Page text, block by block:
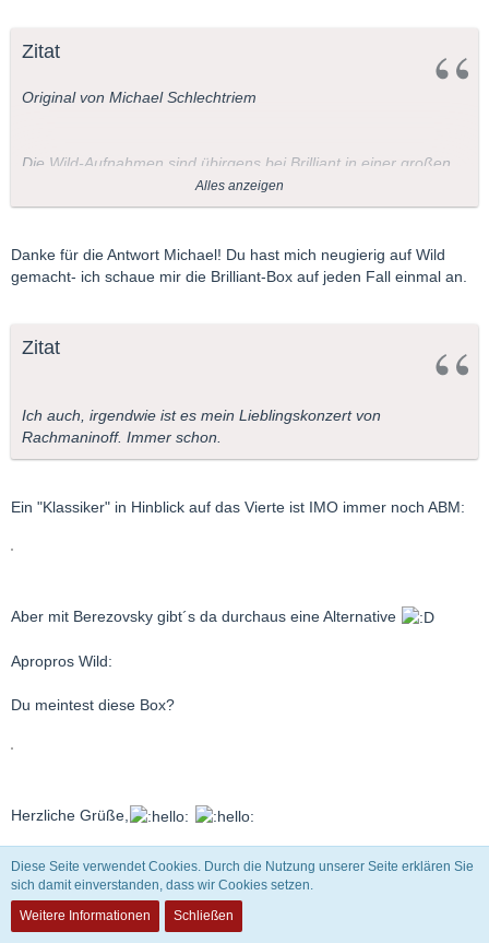
Zitat
Original von Michael Schlechtriem
Die Wild-Aufnahmen sind übirgens bei Brilliant in einer großen
Rachmaninoff- Box enthalten.Alles anzeigen
Danke für die Antwort Michael! Du hast mich neugierig auf Wild
gemacht- ich schaue mir die Brilliant-Box auf jeden Fall einmal an.
Zitat
Ich auch, irgendwie ist es mein Lieblingskonzert von
Rachmaninoff. Immer schon.
Ein "Klassiker" in Hinblick auf das Vierte ist IMO immer noch ABM:
Aber mit Berezovsky gibt´s da durchaus eine Alternative
Apropros Wild:
Du meintest diese Box?
Herzliche Grüße,
Christian
Michael Schlechtriem
Diese Seite verwendet Cookies. Durch die Nutzung unserer Seite erklären Sie
sich damit einverstanden, dass wir Cookies setzen.
Weitere Informationen
Schließen